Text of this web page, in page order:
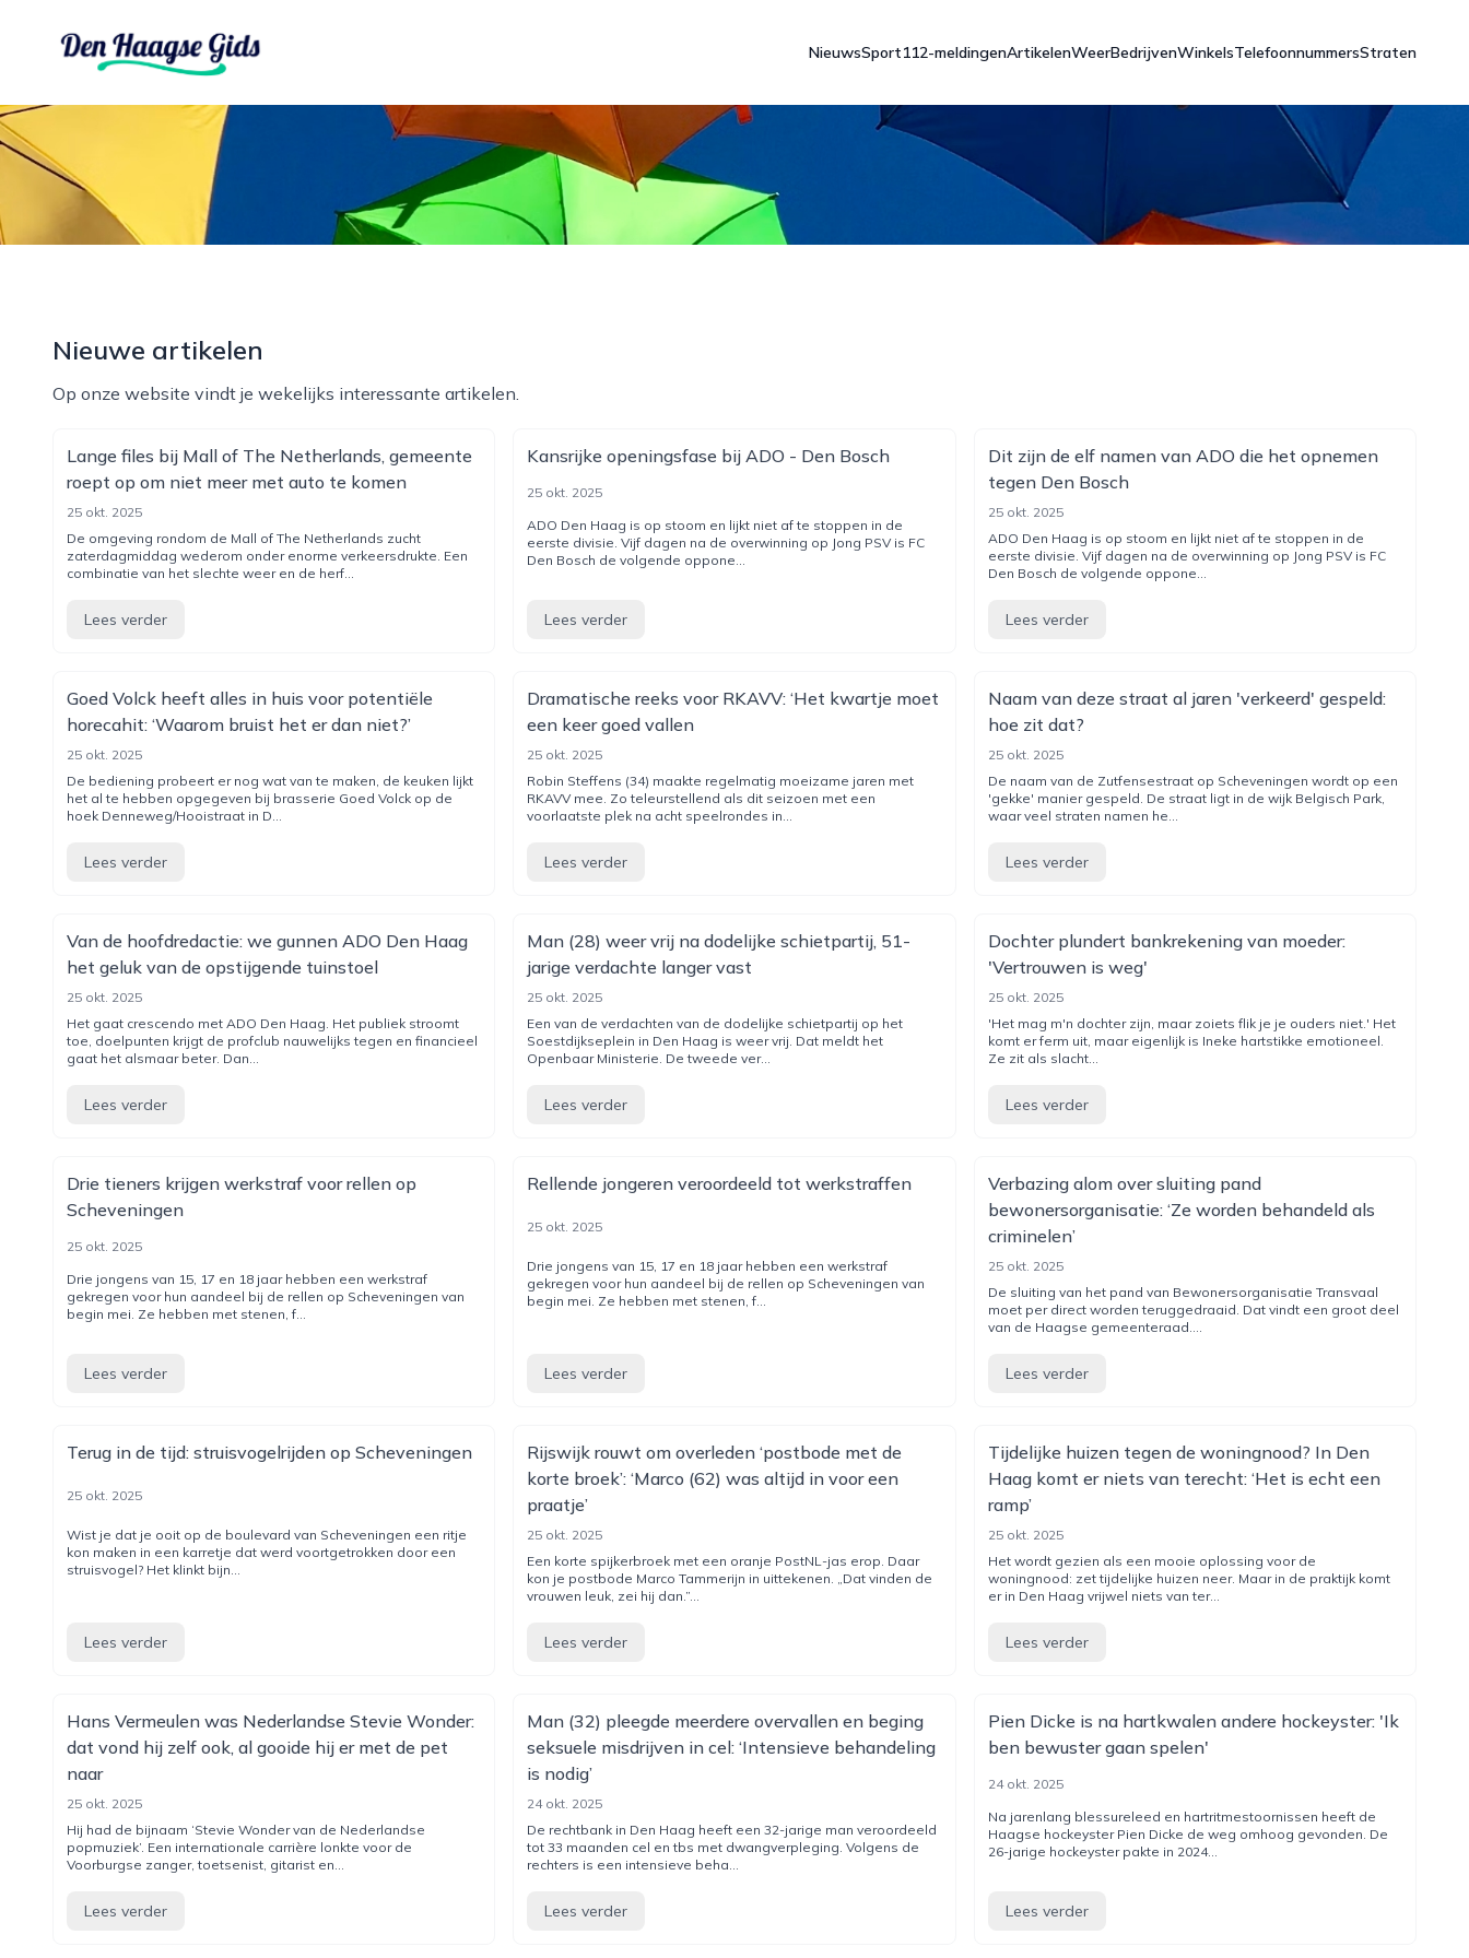
denhaagsegids.nl
NieuwsSport112-meldingenArtikelenWeerBedrijvenWinkelsTelefoonnummersStraten
Nieuwe artikelen
Op onze website vindt je wekelijks interessante artikelen.
Lange files bij Mall of The Netherlands, gemeente
roept op om niet meer met auto te komen
25 okt. 2025
De omgeving rondom de Mall of The Netherlands zucht
zaterdagmiddag wederom onder enorme verkeersdrukte. Een
combinatie van het slechte weer en de herf...
Lees verder
Kansrijke openingsfase bij ADO - Den Bosch
25 okt. 2025
ADO Den Haag is op stoom en lijkt niet af te stoppen in de
eerste divisie. Vijf dagen na de overwinning op Jong PSV is FC
Den Bosch de volgende oppone...
Lees verder
Dit zijn de elf namen van ADO die het opnemen
tegen Den Bosch
25 okt. 2025
ADO Den Haag is op stoom en lijkt niet af te stoppen in de
eerste divisie. Vijf dagen na de overwinning op Jong PSV is FC
Den Bosch de volgende oppone...
Lees verder
Goed Volck heeft alles in huis voor potentiële
horecahit: ‘Waarom bruist het er dan niet?’
25 okt. 2025
De bediening probeert er nog wat van te maken, de keuken lijkt
het al te hebben opgegeven bij brasserie Goed Volck op de
hoek Denneweg/Hooistraat in D...
Lees verder
Dramatische reeks voor RKAVV: ‘Het kwartje moet
een keer goed vallen
25 okt. 2025
Robin Steffens (34) maakte regelmatig moeizame jaren met
RKAVV mee. Zo teleurstellend als dit seizoen met een
voorlaatste plek na acht speelrondes in...
Lees verder
Naam van deze straat al jaren 'verkeerd' gespeld:
hoe zit dat?
25 okt. 2025
De naam van de Zutfensestraat op Scheveningen wordt op een
'gekke' manier gespeld. De straat ligt in de wijk Belgisch Park,
waar veel straten namen he...
Lees verder
Van de hoofdredactie: we gunnen ADO Den Haag
het geluk van de opstijgende tuinstoel
25 okt. 2025
Het gaat crescendo met ADO Den Haag. Het publiek stroomt
toe, doelpunten krijgt de profclub nauwelijks tegen en financieel
gaat het alsmaar beter. Dan...
Lees verder
Man (28) weer vrij na dodelijke schietpartij, 51-
jarige verdachte langer vast
25 okt. 2025
Een van de verdachten van de dodelijke schietpartij op het
Soestdijkseplein in Den Haag is weer vrij. Dat meldt het
Openbaar Ministerie. De tweede ver...
Lees verder
Dochter plundert bankrekening van moeder:
'Vertrouwen is weg'
25 okt. 2025
'Het mag m'n dochter zijn, maar zoiets flik je je ouders niet.' Het
komt er ferm uit, maar eigenlijk is Ineke hartstikke emotioneel.
Ze zit als slacht...
Lees verder
Drie tieners krijgen werkstraf voor rellen op
Scheveningen
25 okt. 2025
Drie jongens van 15, 17 en 18 jaar hebben een werkstraf
gekregen voor hun aandeel bij de rellen op Scheveningen van
begin mei. Ze hebben met stenen, f...
Lees verder
Rellende jongeren veroordeeld tot werkstraffen
25 okt. 2025
Drie jongens van 15, 17 en 18 jaar hebben een werkstraf
gekregen voor hun aandeel bij de rellen op Scheveningen van
begin mei. Ze hebben met stenen, f...
Lees verder
Verbazing alom over sluiting pand
bewonersorganisatie: ‘Ze worden behandeld als
criminelen’
25 okt. 2025
De sluiting van het pand van Bewonersorganisatie Transvaal
moet per direct worden teruggedraaid. Dat vindt een groot deel
van de Haagse gemeenteraad....
Lees verder
Terug in de tijd: struisvogelrijden op Scheveningen
25 okt. 2025
Wist je dat je ooit op de boulevard van Scheveningen een ritje
kon maken in een karretje dat werd voortgetrokken door een
struisvogel? Het klinkt bijn...
Lees verder
Rijswijk rouwt om overleden ‘postbode met de
korte broek’: ‘Marco (62) was altijd in voor een
praatje’
25 okt. 2025
Een korte spijkerbroek met een oranje PostNL-jas erop. Daar
kon je postbode Marco Tammerijn in uittekenen. „Dat vinden de
vrouwen leuk, zei hij dan.”...
Lees verder
Tijdelijke huizen tegen de woningnood? In Den
Haag komt er niets van terecht: ‘Het is echt een
ramp’
25 okt. 2025
Het wordt gezien als een mooie oplossing voor de
woningnood: zet tijdelijke huizen neer. Maar in de praktijk komt
er in Den Haag vrijwel niets van ter...
Lees verder
Hans Vermeulen was Nederlandse Stevie Wonder:
dat vond hij zelf ook, al gooide hij er met de pet
naar
25 okt. 2025
Hij had de bijnaam ‘Stevie Wonder van de Nederlandse
popmuziek’. Een internationale carrière lonkte voor de
Voorburgse zanger, toetsenist, gitarist en...
Lees verder
Man (32) pleegde meerdere overvallen en beging
seksuele misdrijven in cel: ‘Intensieve behandeling
is nodig’
24 okt. 2025
De rechtbank in Den Haag heeft een 32-jarige man veroordeeld
tot 33 maanden cel en tbs met dwangverpleging. Volgens de
rechters is een intensieve beha...
Lees verder
Pien Dicke is na hartkwalen andere hockeyster: 'Ik
ben bewuster gaan spelen'
24 okt. 2025
Na jarenlang blessureleed en hartritmestoornissen heeft de
Haagse hockeyster Pien Dicke de weg omhoog gevonden. De
26-jarige hockeyster pakte in 2024...
Lees verder